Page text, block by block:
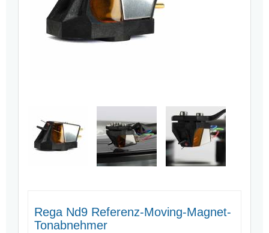
Rega Nd9 Referenz-Moving-Magnet-
Tonabnehmer